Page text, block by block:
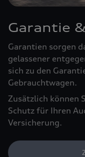
Garantie
Garantien sorgen
gelassener
sich zu den
Gebrauchtwagen.
Zusätzlich können
Schutz für Ihren
Versicherung.